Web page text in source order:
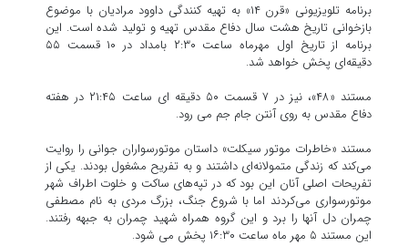
برنامه تلویزیونی «قرن ۱۴» به تهیه کنندگی داوود مرادیان با موضوع
بازخوانی تاریخ هشت سال دفاع مقدس تهیه و تولید شده است. این
برنامه از تاریخ اول مهرماه ساعت ۲:۳۰ بامداد در ۱۰ قسمت ۵۵
دقیقه‌ای پخش خواهد شد.
مستند «۴۸»، نیز در ۷ قسمت ۵۰ دقیقه ای ساعت ۲۱:۴۵ در هفته
دفاع مقدس به روی آنتن جام جم می رود.
مستند «خاطرات موتور سیکلت» داستان موتورسواران جوانی را روایت
می‌کند که زندگی متمولانه‌ای داشتند و به تفریح مشغول بودند. یکی از
تفریحات اصلی آنان این بود که در تپه‌های ساکت و خلوت اطراف شهر
موتورسواری می‌کردند اما با شروع جنگ، بزرگ مردی به نام مصطفی
چمران دل آنها را برد و این گروه همراه شهید چمران به جبهه رفتند.
این مستند ۵ مهر ماه ساعت ۱۶:۳۰ پخش می شود.